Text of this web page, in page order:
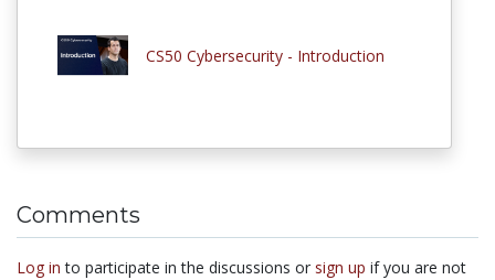
CS50 Cybersecurity - Introduction
Comments
Log in to participate in the discussions or sign up if you are not